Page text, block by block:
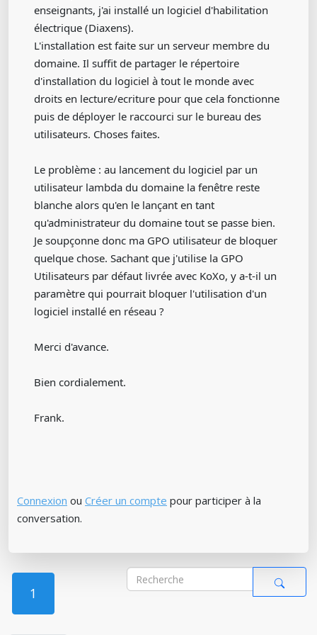
enseignants, j'ai installé un logiciel d'habilitation
électrique (Diaxens).
L'installation est faite sur un serveur membre du
domaine. Il suffit de partager le répertoire
d'installation du logiciel à tout le monde avec
droits en lecture/ecriture pour que cela fonctionne
puis de déployer le raccourci sur le bureau des
utilisateurs. Choses faites.
Le problème : au lancement du logiciel par un
utilisateur lambda du domaine la fenêtre reste
blanche alors qu'en le lançant en tant
qu'administrateur du domaine tout se passe bien.
Je soupçonne donc ma GPO utilisateur de bloquer
quelque chose. Sachant que j'utilise la GPO
Utilisateurs par défaut livrée avec KoXo, y a-t-il un
paramètre qui pourrait bloquer l'utilisation d'un
logiciel installé en réseau ?
Merci d'avance.
Bien cordialement.
Frank.
Connexion ou Créer un compte pour participer à la
conversation.
1